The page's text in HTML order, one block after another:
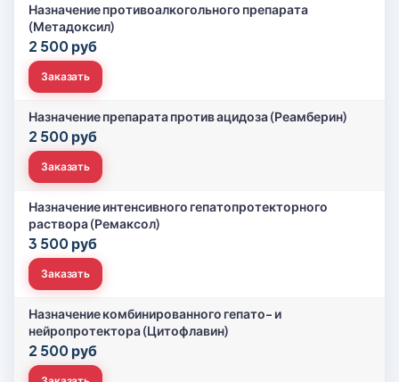
Назначение противоалкогольного препарата
(Метадоксил)
2 500 руб
Заказать
Назначение препарата против ацидоза (Реамберин)
2 500 руб
Заказать
Назначение интенсивного гепатопротекторного
раствора (Ремаксол)
3 500 руб
Заказать
Назначение комбинированного гепато- и
нейропротектора (Цитофлавин)
2 500 руб